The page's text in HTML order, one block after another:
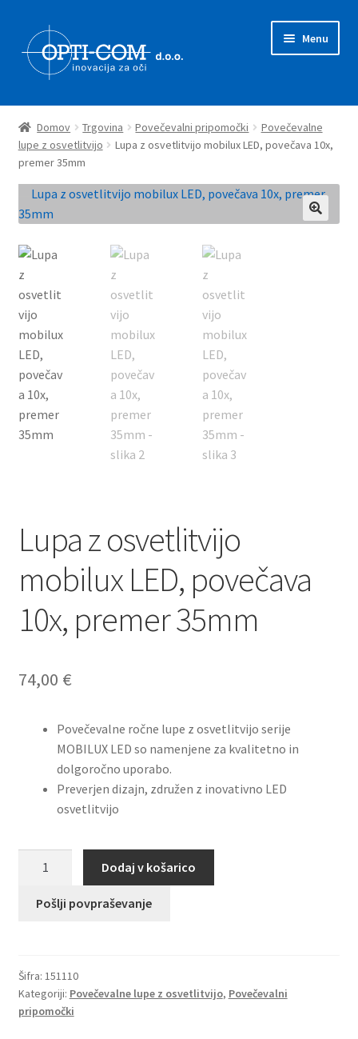
Skip
to
navigation
Skip
to
content
Menu
Prodajni program
menu
Novice
Expand
menu
Zastopstva
Kontakt
Domov Trgovina Povečevalni pripomočki
Povečevalne
lupe z osvetlitvijo
Lupa z osvetlitvijo mobilux LED, povečava 10x,
premer 35mm
Lupa z osvetlitvijo
mobilux LED, povečava
10x, premer 35mm
74,00 €
Povečevalne ročne lupe z osvetlitvijo serije
MOBILUX LED so namenjene za kvalitetno in
dolgoročno uporabo.
Preverjen dizajn, združen z inovativno LED
osvetlitvijo
osvetlitvijo
10x,
premer
35mm
Dodaj v košarico
Pošlji povpraševanje
Šifra: 151110
Kategoriji: Povečevalne lupe z osvetlitvijo, Povečevalni
pripomočki